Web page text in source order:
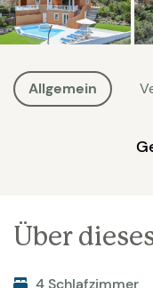
Allgemein
Über
4 Schlafzimmer